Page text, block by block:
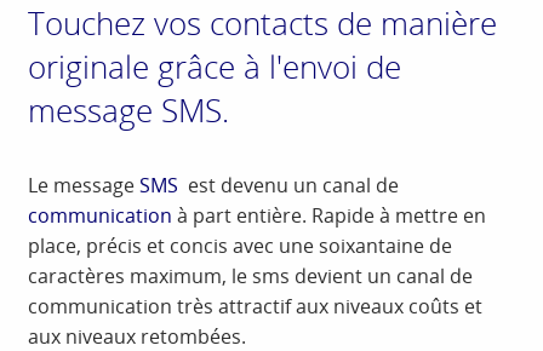
Touchez vos contacts de manière
originale grâce à l'envoi de
message SMS.
Le messageSMS est devenu un canal de
communication à part entière. Rapide à mettre en
place, précis et concis avec une soixantaine de
caractères maximum, le sms devient un canal de
communication très attractif aux niveaux coûts et
aux niveaux retombées.